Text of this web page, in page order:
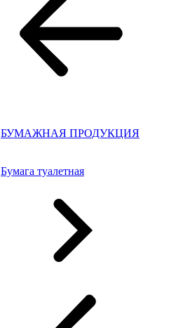
БУМАЖНАЯ ПРОДУКЦИЯ
Бумага туалетная